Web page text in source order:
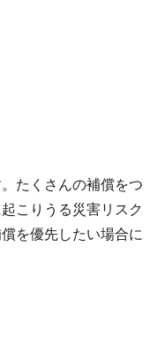
たくさんの補償をつ
こりうる災害リスク
を優先したい場合に